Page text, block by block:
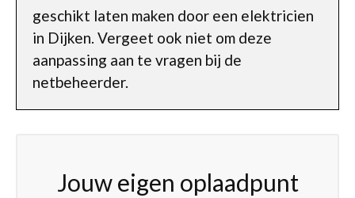
geschikt laten maken door een elektricien
in Dijken. Vergeet ook niet om deze
aanpassing aan te vragen bij de
netbeheerder.
Jouw eigen oplaadpunt